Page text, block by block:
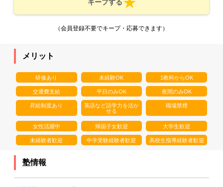
キープする
（会員登録不要でキープ・応募できます）
メリット
研修あり 未経験OK 1教科からOK
交通費支給 平日のみOK 夜間のみOK
昇給制度あり
英語など語学力を活か
せる
職場禁煙
女性活躍中 帰国子女歓迎 大学生歓迎
未経験者歓迎 中学受験経験者歓迎 高校生指導経験者歓迎
塾情報